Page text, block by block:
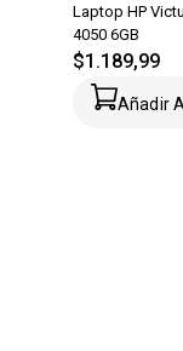
Laptop HP
4050 6GB
$1.189,99
Añadir